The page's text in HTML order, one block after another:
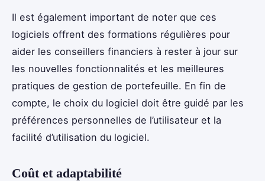
Il est également important de noter que ces
logiciels offrent des formations régulières pour
aider les conseillers financiers à rester à jour sur
les nouvelles fonctionnalités et les meilleures
pratiques de gestion de portefeuille. En fin de
compte, le choix du logiciel doit être guidé par les
préférences personnelles de l’utilisateur et la
facilité d’utilisation du logiciel.
Coût et adaptabilité